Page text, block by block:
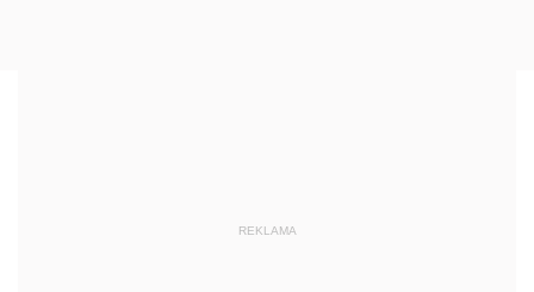
REKLAMA